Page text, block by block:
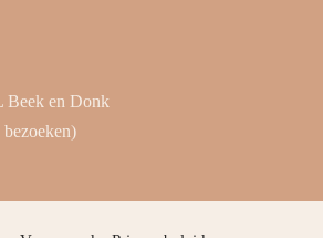
Beek en Donk
bezoeken)